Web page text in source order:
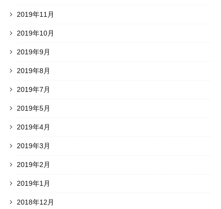
2019年11月
2019年10月
2019年9月
2019年8月
2019年7月
2019年5月
2019年4月
2019年3月
2019年2月
2019年1月
2018年12月